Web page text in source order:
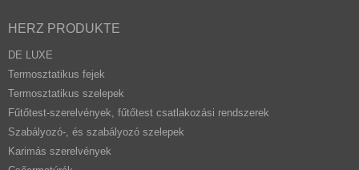
HERZ PRODUKTE
DE LUXE
Termosztatikus fejek
Termosztatikus szelepek
Fűtőtest-szerelvények, fűtőtest csatlakozási rendszerek
Szabályozó-, és szabályozó szelepek
Karimás szerelvények